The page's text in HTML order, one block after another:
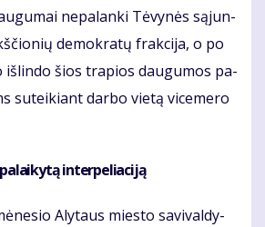
ne­pa­lan­ki Tė­vy­nės są­jun­
de­mok­ra­tų frak­ci­ja, o po
iš­lin­do šios tra­pios dau­gu­mos pa­
su­tei­kiant dar­bo vie­tą vi­ce­me­ro
in­ter­pe­lia­ci­ją
Aly­taus mies­to sa­vi­val­dy­